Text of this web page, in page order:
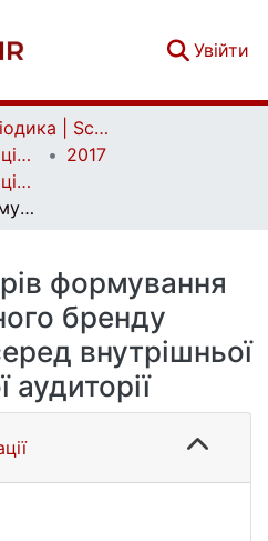
Увійти
Наукова періодика | Scientific periodicals
Вісник Київського національного університету імені Тараса Шевченка. Економіка | Bulletin of Taras Shevchenko National University of Kyiv. Economics
2017
Вісник Київського національного університету імені Тараса Шевченка. Економіка. Випуск 1 (190)
Аналіз факторів формування позитивного бренду роботодавця серед внутрішньої цільової аудиторії
формування
бренду
внутрішньої
аудиторії